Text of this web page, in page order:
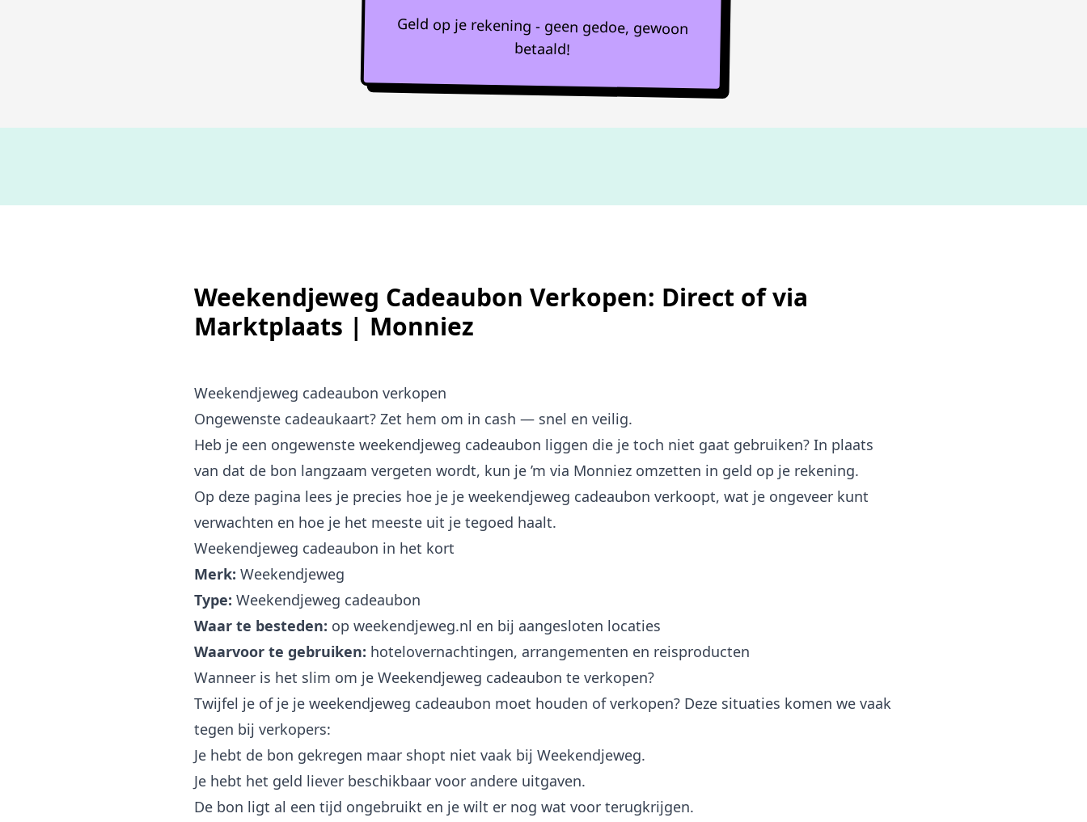
Geld op je rekening - geen gedoe, gewoon
betaald!
Weekendjeweg Cadeaubon Verkopen: Direct of via
Marktplaats | Monniez
Weekendjeweg cadeaubon verkopen
Ongewenste cadeaukaart? Zet hem om in cash — snel en veilig.
Heb je een ongewenste weekendjeweg cadeaubon liggen die je toch niet gaat gebruiken? In plaats
van dat de bon langzaam vergeten wordt, kun je ’m via Monniez omzetten in geld op je rekening.
Op deze pagina lees je precies hoe je je weekendjeweg cadeaubon verkoopt, wat je ongeveer kunt
verwachten en hoe je het meeste uit je tegoed haalt.
Weekendjeweg cadeaubon in het kort
Merk: Weekendjeweg
Type: Weekendjeweg cadeaubon
Waar te besteden: op weekendjeweg.nl en bij aangesloten locaties
Waarvoor te gebruiken: hotelovernachtingen, arrangementen en reisproducten
Wanneer is het slim om je Weekendjeweg cadeaubon te verkopen?
Twijfel je of je je weekendjeweg cadeaubon moet houden of verkopen? Deze situaties komen we vaak
tegen bij verkopers:
Je hebt de bon gekregen maar shopt niet vaak bij Weekendjeweg.
Je hebt het geld liever beschikbaar voor andere uitgaven.
De bon ligt al een tijd ongebruikt en je wilt er nog wat voor terugkrijgen.